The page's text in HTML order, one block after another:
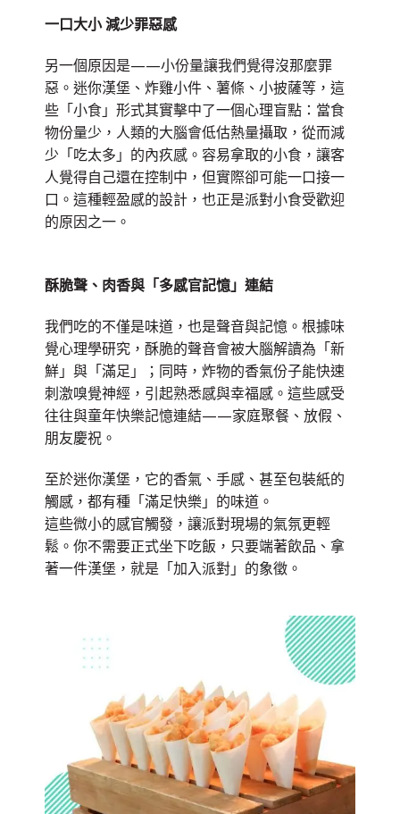
一口大小 減少罪惡感
另一個原因是——小份量讓我們覺得沒那麼罪
惡。迷你漢堡、炸雞小件、薯條、小披薩等，這
些「小食」形式其實擊中了一個心理盲點：當食
物份量少，人類的大腦會低估熱量攝取，從而減
少「吃太多」的內疚感。容易拿取的小食，讓客
人覺得自己還在控制中，但實際卻可能一口接一
口。這種輕盈感的設計，也正是派對小食受歡迎
的原因之一。
酥脆聲、肉香與「多感官記憶」連結
我們吃的不僅是味道，也是聲音與記憶。根據味
覺心理學研究，酥脆的聲音會被大腦解讀為「新
鮮」與「滿足」；同時，炸物的香氣份子能快速
刺激嗅覺神經，引起熟悉感與幸福感。這些感受
往往與童年快樂記憶連結——家庭聚餐、放假、
朋友慶祝。
至於迷你漢堡，它的香氣、手感、甚至包裝紙的
觸感，都有種「滿足快樂」的味道。
這些微小的感官觸發，讓派對現場的氣氛更輕
鬆。你不需要正式坐下吃飯，只要端著飲品、拿
著一件漢堡，就是「加入派對」的象徵。